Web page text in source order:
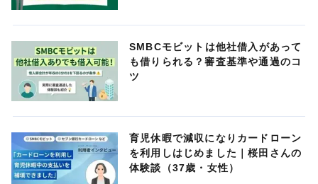
SMBCモビットは他社借入があって
も借りられる？審査基準や通過のコ
ツ
育児休暇で減収になりカードローン
を利用しはじめました｜桜田さんの
体験談（37歳・女性）